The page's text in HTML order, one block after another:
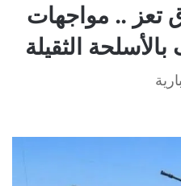
.. مواجهات
الثقيلة